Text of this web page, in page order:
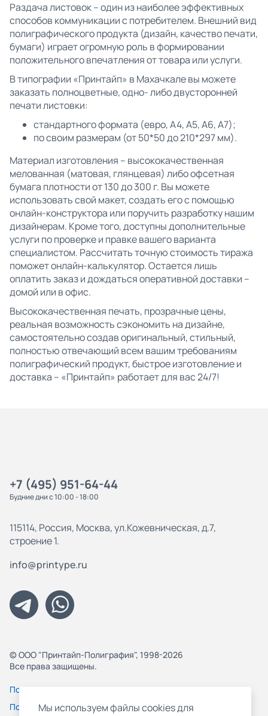
Раздача листовок – один из наиболее эффективных
способов коммуникации с потребителем. Внешний вид
полиграфического продукта (дизайн, качество печати,
бумаги) играет огромную роль в формировании
положительного впечатления от товара или услуги.
В типографии «Принтайп» в Махачкале вы можете
заказать полноцветные, одно- либо двусторонней
печати листовки:
стандартного формата (евро, А4, А5, А6, А7);
по своим размерам (от 50*50 до 210*297 мм).
Материал изготовления – высококачественная
мелованная (матовая, глянцевая) либо офсетная
бумага плотности от 130 до 300 г. Вы можете
использовать свой макет, создать его с помощью
онлайн-конструктора или поручить разработку нашим
дизайнерам. Кроме того, доступны дополнительные
услуги по проверке и правке вашего варианта
специалистом. Рассчитать точную стоимость тиража
поможет онлайн-калькулятор. Остается лишь
оплатить заказ и дождаться оперативной доставки –
домой или в офис.
Высококачественная печать, прозрачные цены,
реальная возможность сэкономить на дизайне,
самостоятельно создав оригинальный, стильный,
полностью отвечающий всем вашим требованиям
полиграфический продукт, быстрое изготовление и
доставка – «Принтайп» работает для вас 24/7!
+7 (495) 951-64-44
Будние дни с 10:00 - 18:00
115114, Россия, Москва, ул.Кожевническая, д.7,
строение 1.
info@printype.ru
© ООО "Принтайп-Полиграфия", 1998-2026
Все права защищены.
Политика конфиденциальности
Пользовательское соглашение
Мы используем файлы cookies для